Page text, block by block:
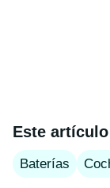
Este
Baterías